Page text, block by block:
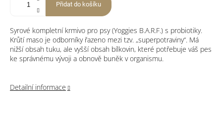
Přidat do košíku
Syrové kompletní krmivo pro psy (Yoggies B.A.R.F.) s probiotiky.
Krůtí maso je odborníky řazeno mezi tzv. „superpotraviny“. Má
nižší obsah tuku, ale vyšší obsah bílkovin, které potřebuje váš pes
ke správnému vývoji a obnově buněk v organismu.
Detailní informace